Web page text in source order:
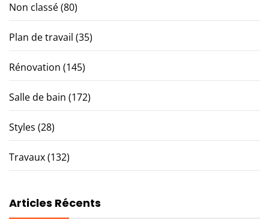
Non classé(80)
Plan de travail (35)
Rénovation (145)
Salle de bain (172)
Styles (28)
Travaux(132)
Articles Récents